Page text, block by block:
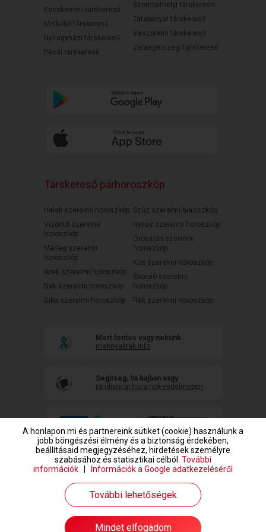
Kecskeméti társkereső
Miskolci társkereső
Nyíregyházi társkereső
Pécsi társkereső
Szombathelyi társkereső
Tatabányai társkereső
Veszprémi társkereső
Zalaegerszegi társkereső
Társkereső párhoroszkóp
Halak szerelmi horoszkóp
Vízöntő szerelmi
horoszkóp
Mérleg szerelmi
horoszkóp
Ikrek szerelmi horoszkóp
Bak szerelmi horoszkóp
Bika szerelmi horoszkóp
Szűz szerelmi horoszkóp
Nyilas szerelmi horoszkóp
Oroszlán szerelmi
horoszkóp
Kos szerelmi horoszkóp
Skorpió szerelmi
horoszkóp
Rák szerelmi horoszkóp
Mert fontos vagy nekünk
mehnyakrak.info
Segítség, ha bajban vagy
randivonal.hu/a-nok-vedelmeben
www.randivonal.hu © Copyright 1999-2026 Dating Central Europe Zrt.
A honlapon mi és partnereink sütiket (cookie) használunk a
jobb böngészési élmény és a biztonság érdekében,
beállításaid megjegyzéséhez, hirdetések személyre
szabásához és statisztikai célból. További
információk
Információk a Google adatkezeléséről
További lehetőségek
Mindet elfogadom